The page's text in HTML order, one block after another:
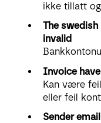
ikke tillatt
The
invalid
Invoice
Kan være
eller feil
Sender